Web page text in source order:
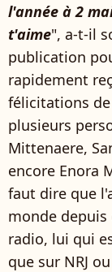
l'année à 2
t'aime", a-t-il
publication
rapidement
félicitations
plusieurs
Mittenaere,
encore Enora
faut dire que
monde
radio, lui qui
que sur NRJ